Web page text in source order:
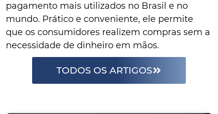
pagamento mais utilizados no Brasil e no
mundo. Prático e conveniente, ele permite
que os consumidores realizem compras sem a
necessidade de dinheiro em mãos.
TODOS OS ARTIGOS